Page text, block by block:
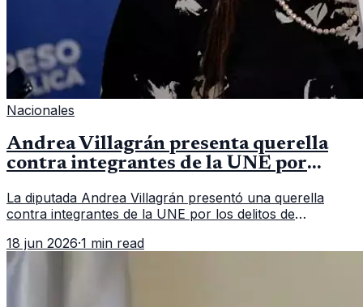
Nacionales
Andrea Villagrán presenta querella
contra integrantes de la UNE por
La diputada Andrea Villagrán presentó una querella
contra integrantes de la UNE por los delitos de
18 jun 2026·1 min read